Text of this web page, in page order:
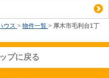
ウス > 物件一覧 > 厚木市毛利台1丁
プに戻る